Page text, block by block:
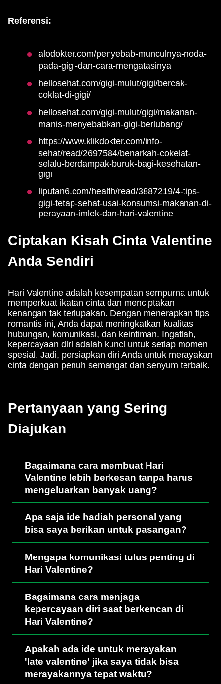
Referensi:
alodokter.com/penyebab-munculnya-noda-
pada-gigi-dan-cara-mengatasinya
hellosehat.com/gigi-mulut/gigi/bercak-
coklat-di-gigi/
hellosehat.com/gigi-mulut/gigi/makanan-
manis-menyebabkan-gigi-berlubang/
https://www.klikdokter.com/info-
sehat/read/2697584/benarkah-cokelat-
selalu-berdampak-buruk-bagi-kesehatan-
gigi
liputan6.com/health/read/3887219/4-tips-
gigi-tetap-sehat-usai-konsumsi-makanan-di-
perayaan-imlek-dan-hari-valentine
Ciptakan Kisah Cinta Valentine
Anda Sendiri
Hari Valentine adalah kesempatan sempurna untuk
memperkuat ikatan cinta dan menciptakan
kenangan tak terlupakan. Dengan menerapkan tips
romantis ini, Anda dapat meningkatkan kualitas
hubungan, komunikasi, dan keintiman. Ingatlah,
kepercayaan diri adalah kunci untuk setiap momen
spesial. Jadi, persiapkan diri Anda untuk merayakan
cinta dengan penuh semangat dan senyum terbaik.
Pertanyaan yang Sering
Diajukan
Bagaimana cara membuat Hari
Valentine lebih berkesan tanpa harus
mengeluarkan banyak uang?
Apa saja ide hadiah personal yang
bisa saya berikan untuk pasangan?
Mengapa komunikasi tulus penting di
Hari Valentine?
Bagaimana cara menjaga
kepercayaan diri saat berkencan di
Hari Valentine?
Apakah ada ide untuk merayakan
'late valentine' jika saya tidak bisa
merayakannya tepat waktu?